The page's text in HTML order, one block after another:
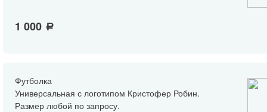
1 000 a
Футболка
Универсальная с логотипом Кристофер Робин.
Размер любой по запросу.